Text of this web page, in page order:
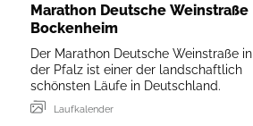
Marathon Deutsche Weinstraße
Bockenheim
Der Marathon Deutsche Weinstraße in
der Pfalz ist einer der landschaftlich
schönsten Läufe in Deutschland.
Laufkalender